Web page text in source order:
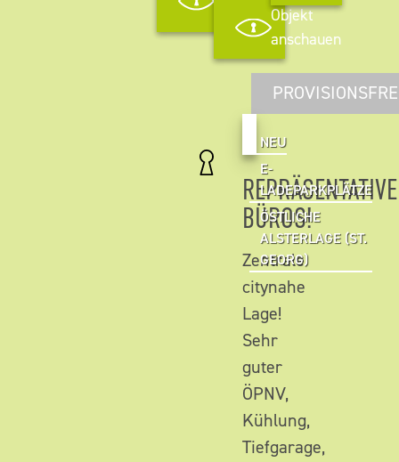
anschauenObjekt
anschauen
NEU
E-
LADEPARKPLÄTZE
ÖSTLICHE
ALSTERLAGE (ST.
GEORG)
REPRÄSENTATIVE
BÜROS!
Zentrale
citynahe
Lage!
Sehr
guter
ÖPNV,
Kühlung,
Tiefgarage,